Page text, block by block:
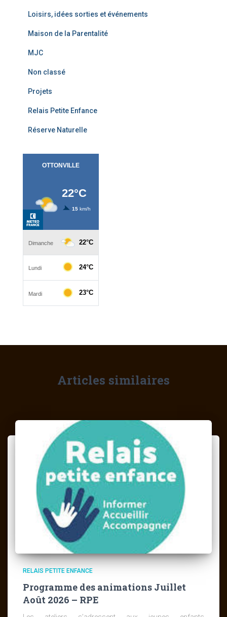
Loisirs, idées sorties et événements
Maison de la Parentalité
MJC
Non classé
Projets
Relais Petite Enfance
Réserve Naturelle
Articles similaires
RELAIS PETITE ENFANCE
Programme des animations Juillet
Août 2026 – RPE